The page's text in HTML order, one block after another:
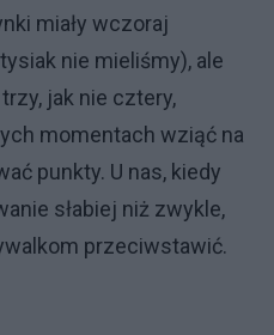
miały wczoraj
nie mieliśmy), ale
jak nie cztery,
momentach wziąć na
punkty. U nas, kiedy
słabiej niż zwykle,
przeciwstawić.